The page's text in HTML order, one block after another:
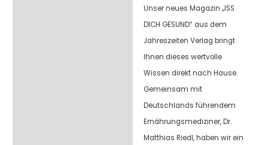
Unser neues Magazin „ISS
DICH GESUND“ aus dem
Jahreszeiten Verlag bringt
Ihnen dieses wertvolle
Wissen direkt nach Hause.
Gemeinsam mit
Deutschlands führendem
Ernährungsmediziner, Dr.
Matthias Riedl, haben wir ein